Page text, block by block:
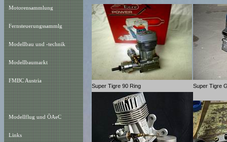
Motorensammlung
Fernsteuerungssammlg
Modellbau und -technik
Modellbaumarkt
FMBC Austria
Modellflug und ÖAeC
Links
Super Tigre 90 Ring Super Tigre